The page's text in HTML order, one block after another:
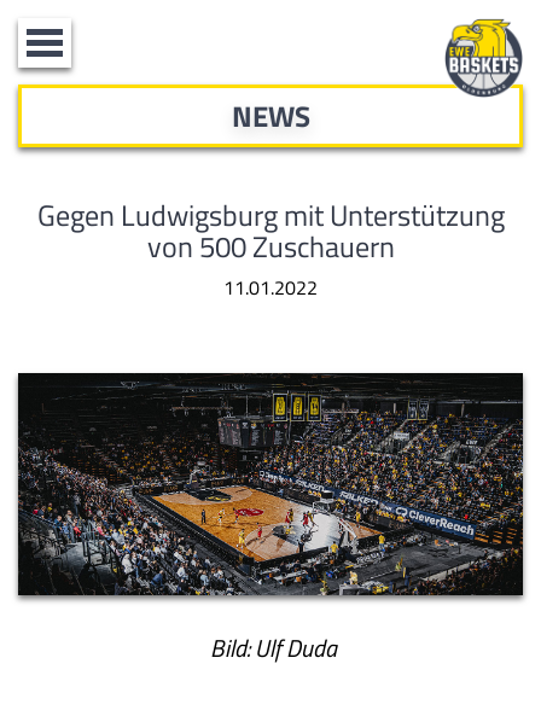
Toggle
navigation
NEWS
Gegen Ludwigsburg mit Unterstützung
von 500 Zuschauern
11.01.2022
Bild: Ulf Duda